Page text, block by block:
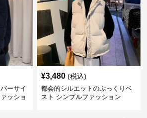
ーサイ
ッショ
¥3,480 (税込)
都会的シルエットのぷっくりベ
スト シンプルファッション